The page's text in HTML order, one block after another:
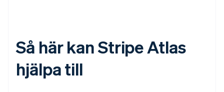
Så här kan Stripe Atlas
hjälpa till